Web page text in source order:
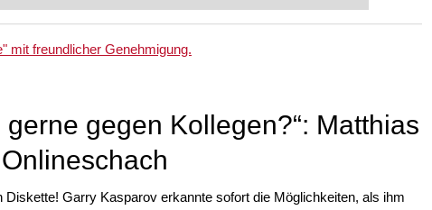
mit freundlicher Genehmigung.
gerne gegen Kollegen?“: Matthias
Diskette! Garry Kasparov erkannte sofort die Möglichkeiten, als ihm